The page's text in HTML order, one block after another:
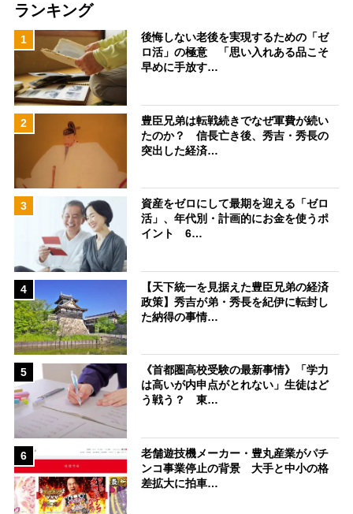
ランキング
1
後悔しない老後を実現するための「ゼ
ロ活」の極意 「思い入れある品こそ
早めに手放す…
2
豊臣兄弟は転戦続きでなぜ軍費が続い
たのか？ 信長亡き後、秀吉・秀長の
突出した経済…
3
資産をゼロにして最期を迎える「ゼロ
活」、年代別・計画的にお金を使うポ
イント 6…
4
【天下統一を見据えた豊臣兄弟の経済
政策】秀吉が弟・秀長を紀伊に転封し
た納得の事情…
5
《首都圏高校受験の最新事情》「学力
は高いが内申点がとれない」生徒はど
う戦う？ 東…
6
老舗遊技機メーカー・豊丸産業がパチ
ンコ事業停止の背景 大手と中小の格
差拡大に拍車…